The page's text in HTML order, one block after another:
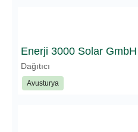
Enerji 3000 Solar GmbH
Dağıtıcı
Avusturya